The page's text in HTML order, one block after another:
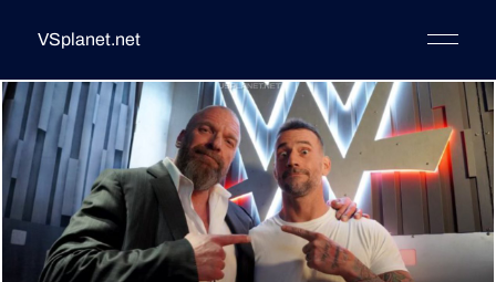
VSplanet.net